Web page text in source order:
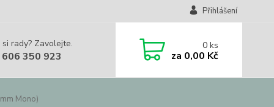
Přihlášení
rady? Zavolejte.
350 923
0ks
za 0,00 Kč
Mono)